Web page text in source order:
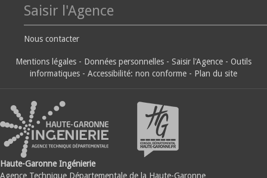
Saisir l'Agence
Nous contacter
Mentions légales - Données personnelles - Saisir l'Agence - Outils
informatiques - Accessibilité: non conforme - Plan du site
Haute-Garonne Ingénierie
Agence Technique Départementale de la Haute-Garonne